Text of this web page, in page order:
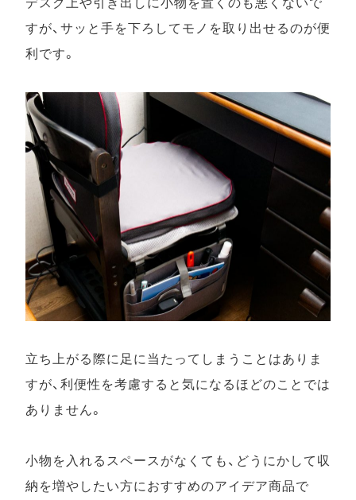
すが、サッと手を下ろしてモノを取り出せるのが便
利です。
立ち上がる際に足に当たってしまうことはありま
すが、利便性を考慮すると気になるほどのことでは
ありません。
小物を入れるスペースがなくても、どうにかして収
納を増やしたい方におすすめのアイデア商品で